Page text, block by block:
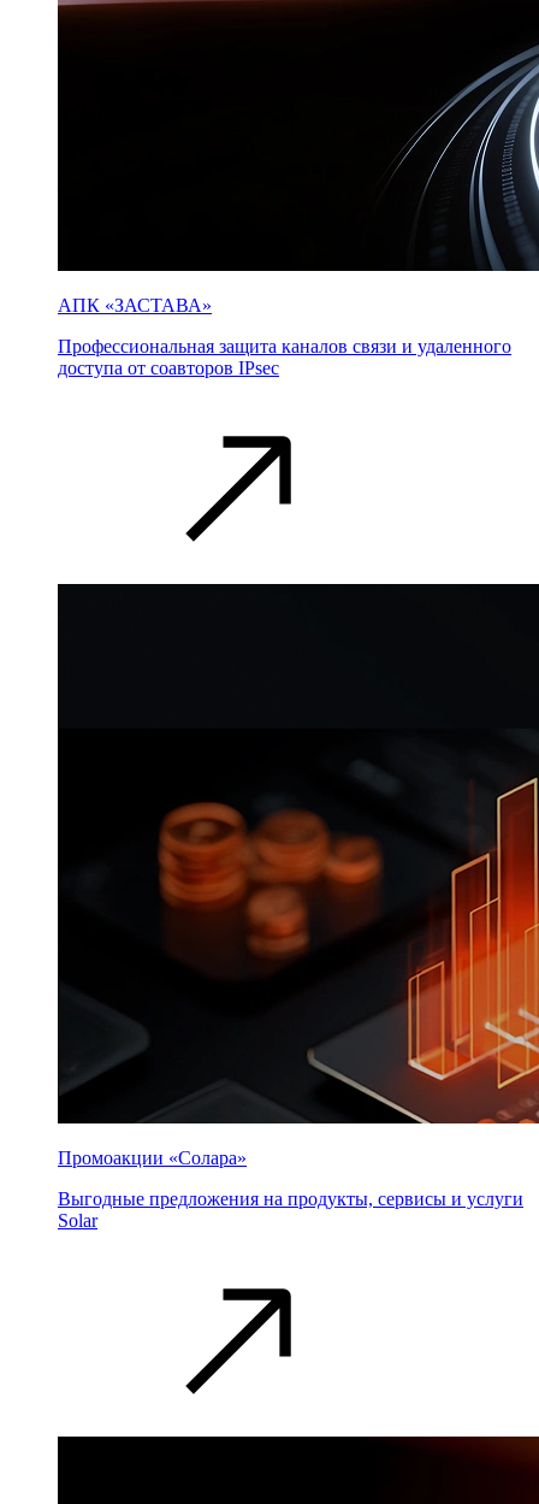
АПК «ЗАСТАВА»
Профессиональная защита каналов связи и удаленного
доступа от соавторов IPsec
Промоакции «Солара»
Выгодные предложения на продукты, сервисы и услуги
Solar